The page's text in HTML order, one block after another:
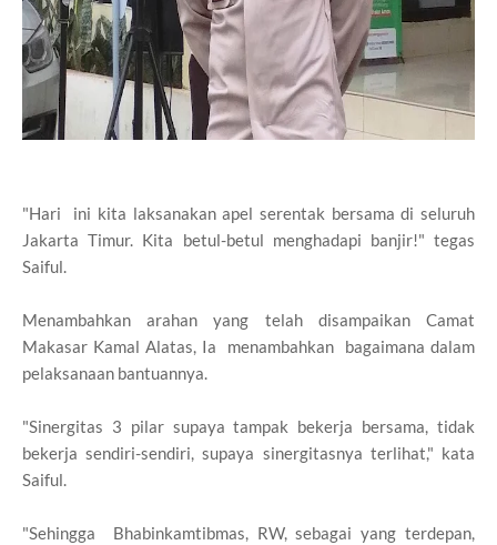
"Hari ini kita laksanakan apel serentak bersama di seluruh
Jakarta Timur. Kita betul-betul menghadapi banjir!" tegas
Saiful.
Menambahkan arahan yang telah disampaikan Camat
Makasar Kamal Alatas, Ia menambahkan bagaimana dalam
pelaksanaan bantuannya.
"Sinergitas 3 pilar supaya tampak bekerja bersama, tidak
bekerja sendiri-sendiri, supaya sinergitasnya terlihat," kata
Saiful.
"Sehingga Bhabinkamtibmas, RW, sebagai yang terdepan,